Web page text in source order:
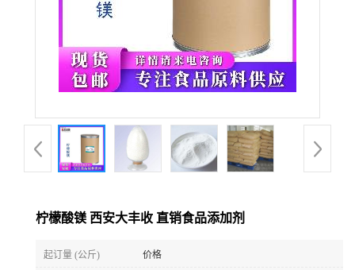
柠檬酸镁 西安大丰收 直销食品添加剂
起订量 (公斤) 价格